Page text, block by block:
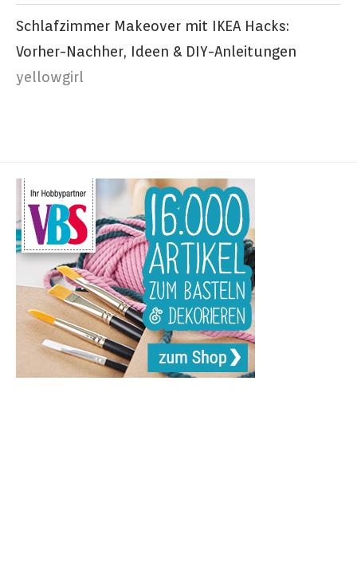
Schlafzimmer Makeover mit IKEA Hacks:
Vorher-Nachher, Ideen & DIY-Anleitungen
yellowgirl